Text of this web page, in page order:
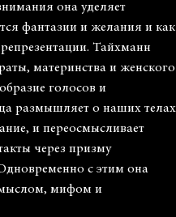
она уделяет
фантазии и желания и как
Тайхманн
материнства и женского
голосов и
размышляет о наших телах
и переосмысливает
через призму
с этим она
мифом и